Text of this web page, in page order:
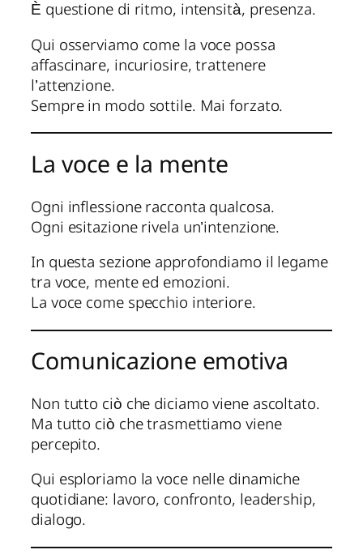
È questione di ritmo, intensità, presenza.
Qui osserviamo come la voce possa
affascinare, incuriosire, trattenere
l’attenzione.
Sempre in modo sottile. Mai forzato.
La voce e la mente
Ogni inflessione racconta qualcosa.
Ogni esitazione rivela un’intenzione.
In questa sezione approfondiamo il legame
tra voce, mente ed emozioni.
La voce come specchio interiore.
Comunicazione emotiva
Non tutto ciò che diciamo viene ascoltato.
Ma tutto ciò che trasmettiamo viene
percepito.
Qui esploriamo la voce nelle dinamiche
quotidiane: lavoro, confronto, leadership,
dialogo.